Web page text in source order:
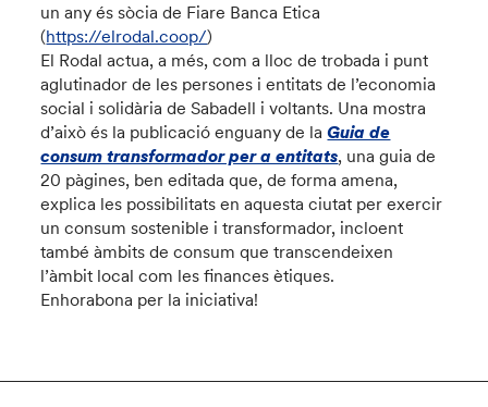
un any és sòcia de Fiare Banca Etica
(https://elrodal.coop/)
El Rodal actua, a més, com a lloc de trobada i punt
aglutinador de les persones i entitats de l’economia
social i solidària de Sabadell i voltants. Una mostra
d’això és la publicació enguany de laGuia de
consum transformador per a entitats, una guia de
20 pàgines, ben editada que, de forma amena,
explica les possibilitats en aquesta ciutat per exercir
un consum sostenible i transformador, incloent
també àmbits de consum que transcendeixen
l’àmbit local com les finances ètiques.
Enhorabona per la iniciativa!